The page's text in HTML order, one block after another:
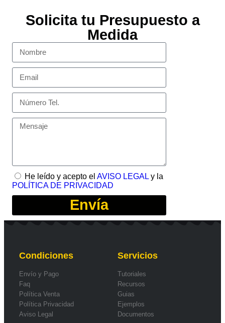
Solicita tu Presupuesto a
Medida
He leído y acepto el AVISO LEGAL y la
POLÍTICA DE PRIVACIDAD
Envía
Condiciones
Envío y Pago
Faq
Política Venta
Política Privacidad
Aviso Legal
Servicios
Tutoriales
Recursos
Guias
Ejemplos
Documentos